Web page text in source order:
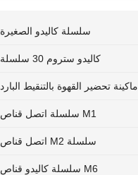
سلسلة كاليدو الصغيرة
كاليدو ستروم 30 سلسلة
ماكينة تحضير القهوة بالتنقيط البارد
سلسلة اتصل قناص M1
اتصل قناص M2 سلسلة
سلسلة كاليدو قناص M6